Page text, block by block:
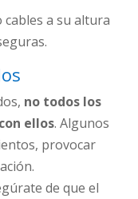
a su altura
no todos los
ellos. Algunos
provocar
de que el